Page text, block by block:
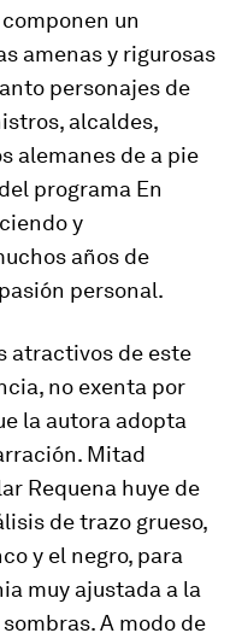
un
amenas y rigurosas
personajes de
alcaldes,
alemanes de a pie
programa En
y
años de
personal.
atractivos de este
no exenta por
la autora adopta
Mitad
Requena huye de
de trazo grueso,
y el negro, para
muy ajustada a la
A modo de